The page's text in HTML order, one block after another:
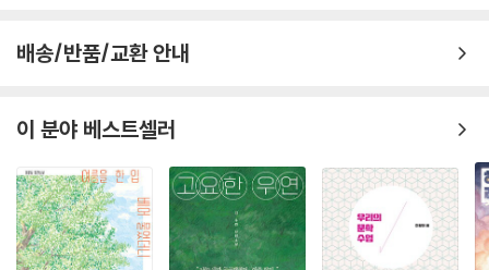
다고 오해한 현재의 은유. 삐걱이며 시작된 둘의 관계는 ‘행운의 동전’을 시
작으로 점차 오해가 풀리며 고민과 비밀을 터놓는 사이로 발전한다.
그렇게 짜증 나게 완벽한 언니를 둔다는 건 상상도 안 가. 공부 잘하는 언니
만 예뻐하는 엄마라니, 언니야말로 가출을 생각해 봐야 하는 거 아냐? ㅋ
ㅋ_2016년 은유의 편지 중에서
정말 너희 아빠가 엄마에 대해 아무것도 알려 주지 않는 거야? 이해가 안
된다. 딸이 엄마에 대해 알아야 하는 건 당연한 거야._1990년 은유의 편지
배송/반품/교환 안내
이 분야 베스트셀러